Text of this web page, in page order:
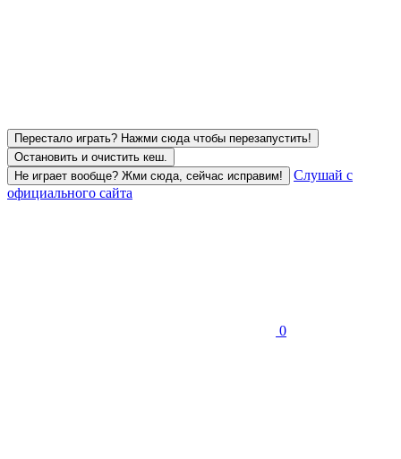
Перестало играть? Нажми сюда чтобы перезапустить!
Остановить и очистить кеш.
Не играет вообще? Жми сюда, сейчас исправим!
Слушай с
официального сайта
0